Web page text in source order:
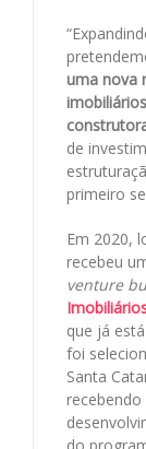
uma nova
de
primeiro
Em 2020,
recebeu
venture
que já
foi
Santa
recebendo
do